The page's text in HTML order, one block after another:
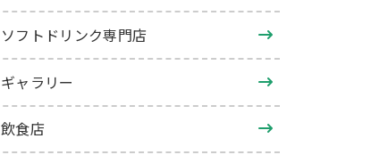
ソフトドリンク専門店
ギャラリー
飲食店